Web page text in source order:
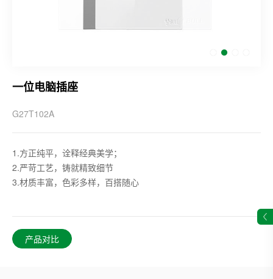
一位电脑插座
G27T102A
1.方正纯平，诠释经典美学；
2.严苛工艺，铸就精致细节
3.材质丰富，色彩多样，百搭随心
产品对比